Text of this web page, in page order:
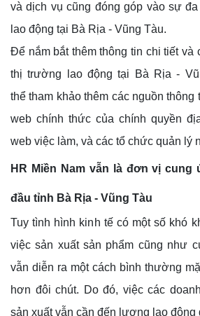
và dịch vụ cũng đóng góp vào sự
lao động tại Bà Rịa - Vũng Tàu.
Để nắm bắt thêm thông tin chi tiết và
thị trường lao động tại Bà Rịa -
thể tham khảo thêm các nguồn
web chính thức của chính quyền
web việc làm, và các tổ chức quản lý
HR Miền Nam vẫn là đơn vị cung
đầu tỉnh Bà Rịa - Vũng Tàu
Tuy tình hình kinh tế có một số khó
việc sản xuất sản phẩm cũng như
vẫn diễn ra một cách bình thường
hơn đôi chút. Do đó, việc các
sản xuất vẫn cần đến lượng lao động